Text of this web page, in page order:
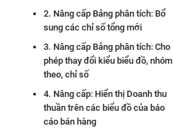
2. Nâng cấp Bảng phân tích: Bổ
sung các chỉ số tổng mới
3. Nâng cấp Bảng phân tích: Cho
phép thay đổi kiểu biểu đồ, nhóm
theo, chỉ số
4. Nâng cấp: Hiển thị Doanh thu
thuần trên các biểu đồ của báo
cáo bán hàng